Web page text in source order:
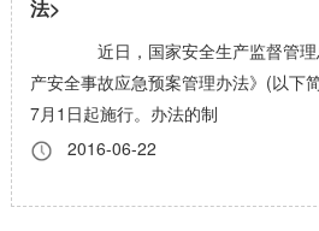
法>
近日，国家安全生产监督管理
产安全事故应急预案管理办法》(以下
7月1日起施行。办法的制
2016-06-22